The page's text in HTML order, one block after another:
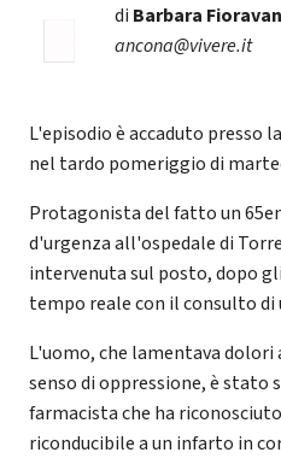
di Barbara
ancona@vivere.it
L'episodio è accaduto presso
nel tardo pomeriggio di
Protagonista del fatto un
d'urgenza all'ospedale di
intervenuta sul posto, dopo
tempo reale con il consulto di
L'uomo, che lamentava dolori
senso di oppressione, è
farmacista che ha
riconducibile a un infarto in